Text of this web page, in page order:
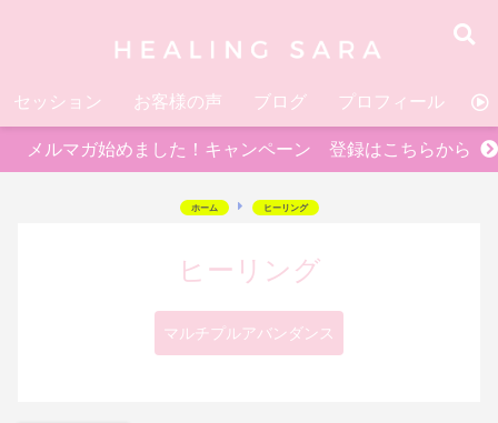
セッション お客様の声 ブログ プロフィール お
メルマガ始めました！キャンペーン 登録はこちらから
ホーム ヒーリング
ヒーリング
マルチプルアバンダンス